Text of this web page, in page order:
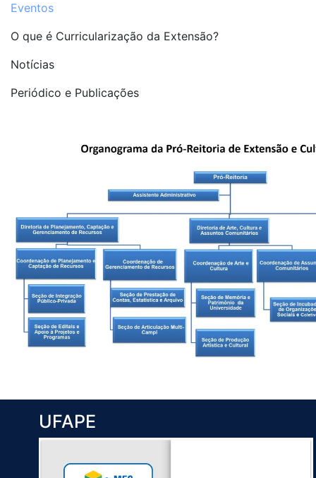
Eventos
O que é Curricularização da Extensão?
Notícias
Periódico e Publicações
UFAPE